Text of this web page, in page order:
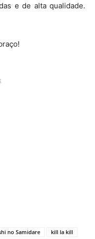
e de alta qualidade.
no Samidare
kill la kill